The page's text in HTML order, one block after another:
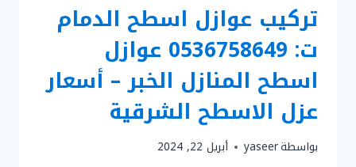
تركيب عوازل اسطح الدمام
ت: 0536758649 عوازل
اسطح المنازل الخبر – أسعار
عزل الاسطح الشرقية
بواسطةyaseer أبريل 22, 2024